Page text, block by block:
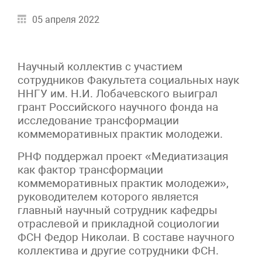
05 апреля 2022
Научный коллектив с участием
сотрудников Факультета социальных наук
ННГУ им. Н.И. Лобачевского выиграл
грант Российского научного фонда на
исследование трансформации
коммеморативных практик молодежи.
РНФ поддержал проект «Медиатизация
как фактор трансформации
коммеморативных практик молодежи»,
руководителем которого является
главный научный сотрудник кафедры
отраслевой и прикладной социологии
ФСН Федор Николаи. В составе научного
коллектива и другие сотрудники ФСН.